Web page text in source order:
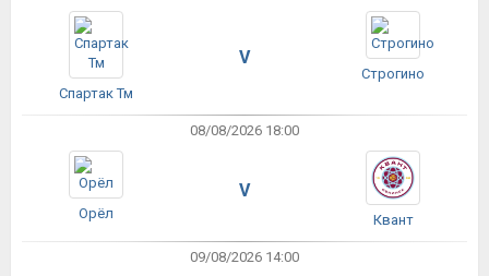
Спартак Тм
V
Строгино
08/08/2026 18:00
Орёл
V
Квант
09/08/2026 14:00